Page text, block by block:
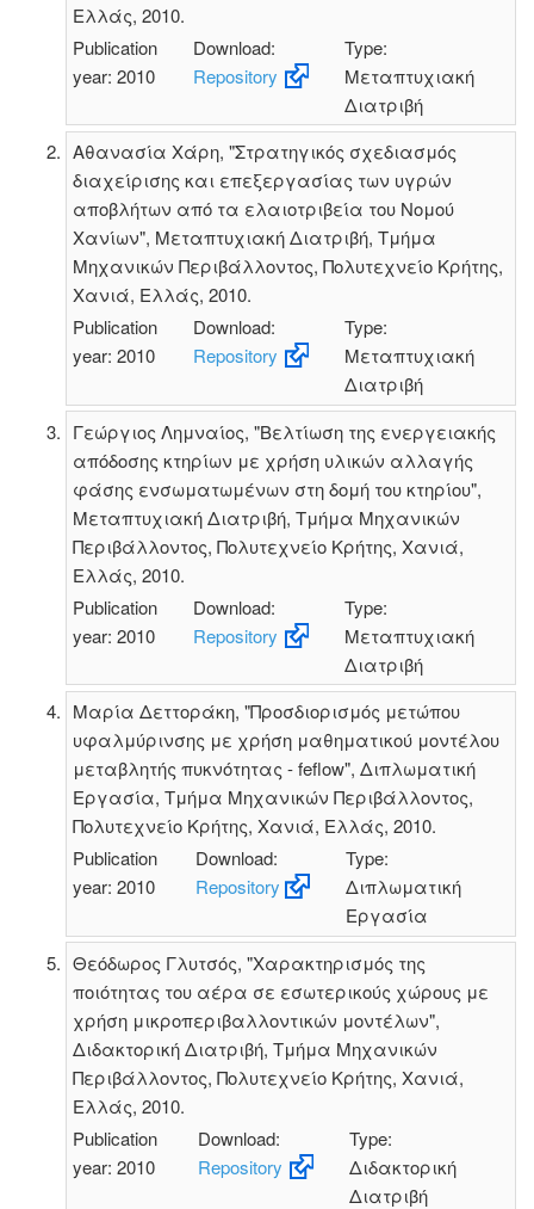
Ελλάς, 2010.
Publication
year: 2010
Download:
Repository
Type:
Μεταπτυχιακή
Διατριβή
Αθανασία Χάρη, "Στρατηγικός σχεδιασμός
διαχείρισης και επεξεργασίας των υγρών
αποβλήτων από τα ελαιοτριβεία του Νομού
Χανίων", Μεταπτυχιακή Διατριβή, Τμήμα
Μηχανικών Περιβάλλοντος, Πολυτεχνείο Κρήτης,
Χανιά, Ελλάς, 2010.
Publication
year: 2010
Download:
Repository
Type:
Μεταπτυχιακή
Διατριβή
Γεώργιος Λημναίος, "Βελτίωση της ενεργειακής
απόδοσης κτηρίων με χρήση υλικών αλλαγής
φάσης ενσωματωμένων στη δομή του κτηρίου",
Μεταπτυχιακή Διατριβή, Τμήμα Μηχανικών
Περιβάλλοντος, Πολυτεχνείο Κρήτης, Χανιά,
Ελλάς, 2010.
Publication
year: 2010
Download:
Repository
Type:
Μεταπτυχιακή
Διατριβή
Μαρία Δεττοράκη, "Προσδιορισμός μετώπου
υφαλμύρινσης με χρήση μαθηματικού μοντέλου
μεταβλητής πυκνότητας - feflow", Διπλωματική
Εργασία, Τμήμα Μηχανικών Περιβάλλοντος,
Πολυτεχνείο Κρήτης, Χανιά, Ελλάς, 2010.
Publication
year: 2010
Download:
Repository
Type:
Διπλωματική
Εργασία
Θεόδωρος Γλυτσός, "Χαρακτηρισμός της
ποιότητας του αέρα σε εσωτερικούς χώρους με
χρήση μικροπεριβαλλοντικών μοντέλων",
Διδακτορική Διατριβή, Τμήμα Μηχανικών
Περιβάλλοντος, Πολυτεχνείο Κρήτης, Χανιά,
Ελλάς, 2010.
Publication
year: 2010
Download:
Repository
Type:
Διδακτορική
Διατριβή